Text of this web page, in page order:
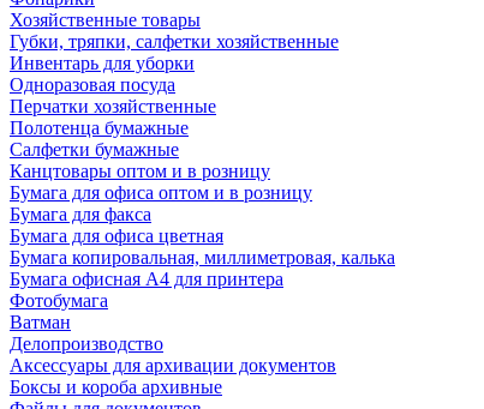
Хозяйственные товары
Губки, тряпки, салфетки хозяйственные
Инвентарь для уборки
Одноразовая посуда
Перчатки хозяйственные
Полотенца бумажные
Салфетки бумажные
Канцтовары оптом и в розницу
Бумага для офиса оптом и в розницу
Бумага для факса
Бумага для офиса цветная
Бумага копировальная, миллиметровая, калька
Бумага офисная А4 для принтера
Фотобумага
Ватман
Делопроизводство
Аксессуары для архивации документов
Боксы и короба архивные